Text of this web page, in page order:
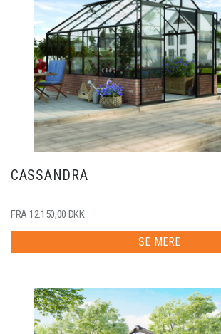
CASSANDRA
FRA 12.150,00 DKK
SE MERE